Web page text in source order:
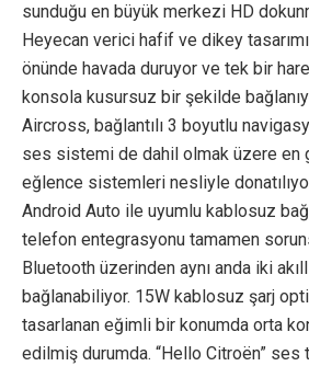
sunduğu en büyük merkezi HD
Heyecan verici hafif ve dikey
önünde havada duruyor ve tek bir
konsola kusursuz bir şekilde
Aircross, bağlantılı 3 boyutlu
ses sistemi de dahil olmak üzere en
eğlence sistemleri nesliyle
Android Auto ile uyumlu kablosuz
telefon entegrasyonu tamamen
Bluetooth üzerinden aynı anda iki
bağlanabiliyor. 15W kablosuz şarj
tasarlanan eğimli bir konumda orta
edilmiş durumda. “Hello Citroën” ses